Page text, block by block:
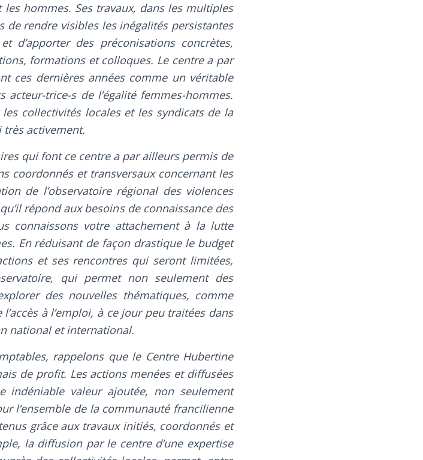
hommes. Ses travaux, dans les multiples
de rendre visibles les inégalités persistantes
d’apporter des préconisations concrètes,
formations et colloques. Le centre a par
ces dernières années comme un véritable
trice-s de l’égalité femmes-hommes.
collectivités locales et les syndicats de la
activement.
qui font ce centre a par ailleurs permis de
coordonnés et transversaux concernant les
de l’observatoire régional des violences
répond aux besoins de connaissance des
connaissons votre attachement à la lutte
En réduisant de façon drastique le budget
et ses rencontres qui seront limitées,
qui permet non seulement des
des nouvelles thématiques, comme
à l’emploi, à ce jour peu traitées dans
national et international.
rappelons que le Centre Hubertine
de profit. Les actions menées et diffusées
indéniable valeur ajoutée, non seulement
l’ensemble de la communauté francilienne
grâce aux travaux initiés, coordonnés et
la diffusion par le centre d’une expertise